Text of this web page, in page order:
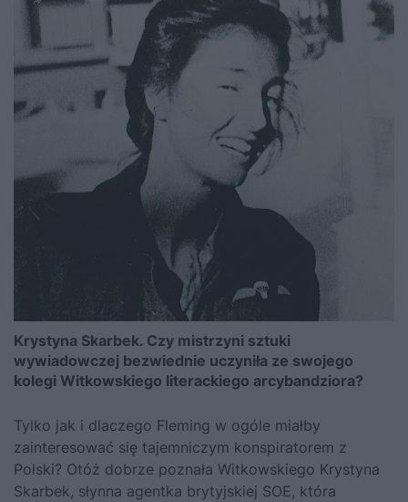
Krystyna Skarbek. Czy mistrzyni sztuki
wywiadowczej bezwiednie uczyniła ze swojego
kolegi Witkowskiego literackiego arcybandziora?
Tylko jak i dlaczego Fleming w ogóle miałby
zainteresować się tajemniczym konspiratorem z
Polski? Otóż dobrze poznała Witkowskiego Krystyna
Skarbek, słynna agentka brytyjskiej SOE, która